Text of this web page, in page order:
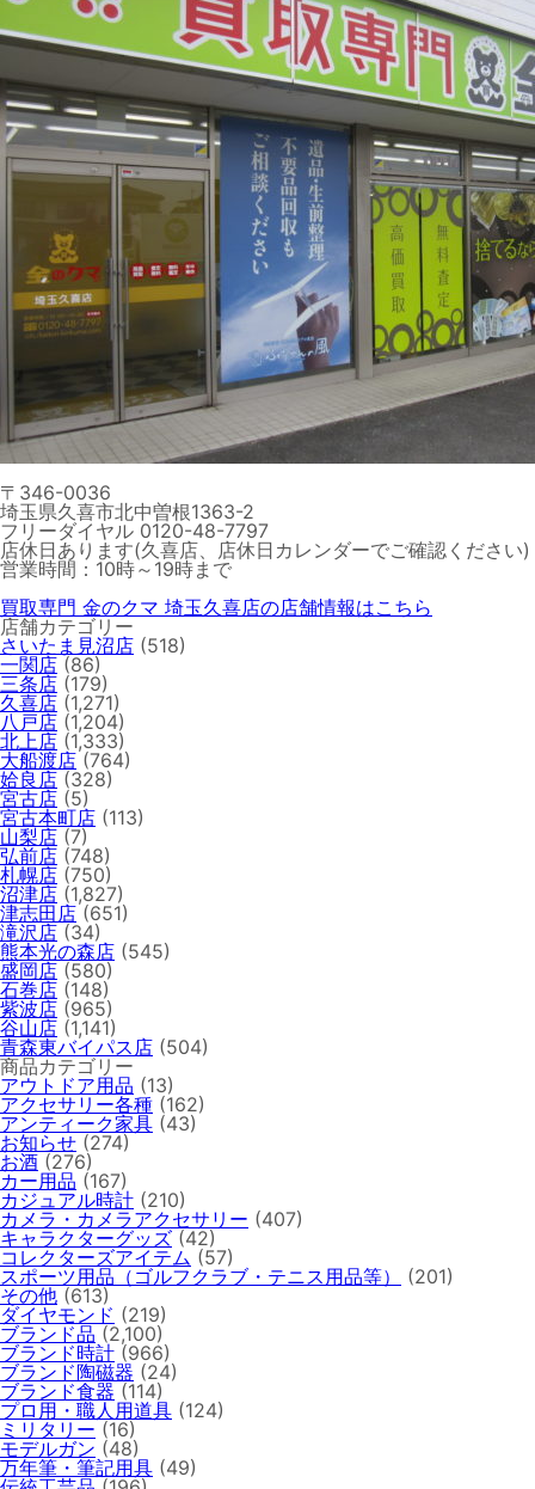
〒346-0036
埼玉県久喜市北中曽根1363-2
フリーダイヤル 0120-48-7797
店休日あります(久喜店、店休日カレンダーでご確認ください)
営業時間：10時～19時まで
買取専門 金のクマ 埼玉久喜店の店舗情報はこちら
店舗カテゴリー
さいたま見沼店 (518)
一関店 (86)
三条店 (179)
久喜店 (1,271)
八戸店 (1,204)
北上店 (1,333)
大船渡店 (764)
姶良店 (328)
宮古店 (5)
宮古本町店 (113)
山梨店 (7)
弘前店 (748)
札幌店 (750)
沼津店 (1,827)
津志田店 (651)
滝沢店 (34)
熊本光の森店 (545)
盛岡店 (580)
石巻店 (148)
紫波店 (965)
谷山店 (1,141)
青森東バイパス店 (504)
商品カテゴリー
アウトドア用品 (13)
アクセサリー各種 (162)
アンティーク家具 (43)
お知らせ (274)
お酒 (276)
カー用品 (167)
カジュアル時計 (210)
カメラ・カメラアクセサリー (407)
キャラクターグッズ (42)
コレクターズアイテム (57)
スポーツ用品（ゴルフクラブ・テニス用品等）
(201)
その他 (613)
ダイヤモンド (219)
ブランド品 (2,100)
ブランド時計 (966)
ブランド陶磁器 (24)
ブランド食器 (114)
プロ用・職人用道具 (124)
ミリタリー (16)
モデルガン (48)
万年筆・筆記用具 (49)